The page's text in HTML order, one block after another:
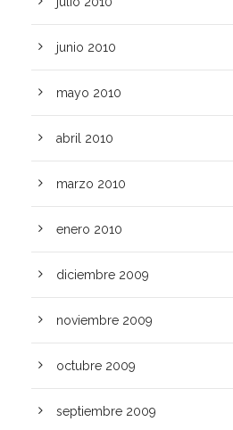
junio 2010
mayo 2010
abril 2010
marzo 2010
enero 2010
diciembre 2009
noviembre 2009
octubre 2009
septiembre 2009